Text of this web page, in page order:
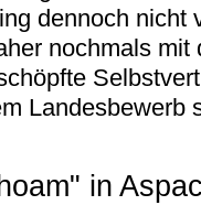
dennoch nicht
nochmals
Landesbewerb
in